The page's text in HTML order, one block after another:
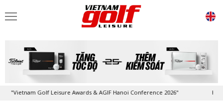
Golf Leisure Awards & AGIF Hanoi Conference 2026" Kỷ niệm